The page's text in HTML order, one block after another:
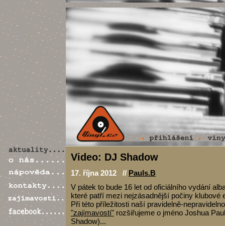
Video: DJ Shadow
17. října 2012 // Pauls.B
V pátek to bude 16 let od oficiálního vydání
které patří mezi nejzásadnější počiny klubové
Při této příležitosti naší pravidelně-
"zajímavostí" rozšiřujeme o jméno Joshua
Shadow)...